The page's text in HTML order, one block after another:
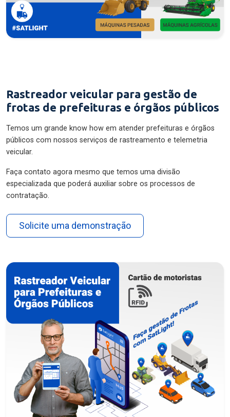
Rastreador veicular para gestão de
frotas de prefeituras e órgãos públicos
Temos um grande know how em atender prefeituras e órgãos
públicos com nossos serviços de rastreamento e telemetria
veicular.
Faça contato agora mesmo que temos uma divisão
especializada que poderá auxiliar sobre os processos de
contratação.
Solicite uma demonstração